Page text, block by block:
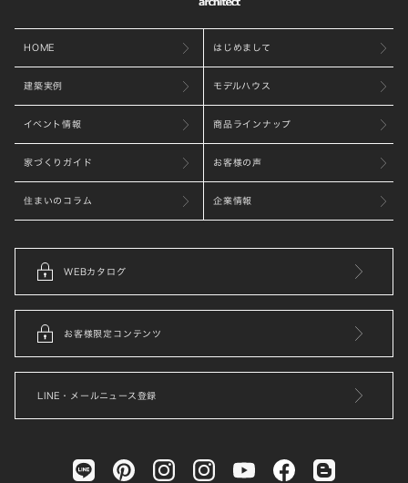
HOME はじめまして
建築実例 モデルハウス
イベント情報 商品ラインナップ
家づくりガイド お客様の声
住まいのコラム 企業情報
WEBカタログ
お客様限定コンテンツ
LINE・メールニュース登録